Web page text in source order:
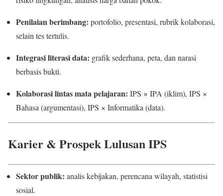
Penilaian berimbang: portofolio, presentasi, rubrik kolaborasi,
selain tes tertulis.
Integrasi literasi data: grafik sederhana, peta, dan narasi
berbasis bukti.
Kolaborasi lintas mata pelajaran: IPS × IPA (iklim), IPS ×
Bahasa (argumentasi), IPS × Informatika (data).
Karier & Prospek Lulusan IPS
Sektor publik: analis kebijakan, perencana wilayah, statistisi
sosial.